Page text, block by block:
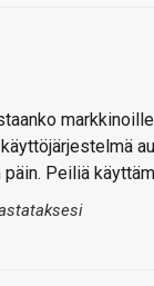
Peiliä